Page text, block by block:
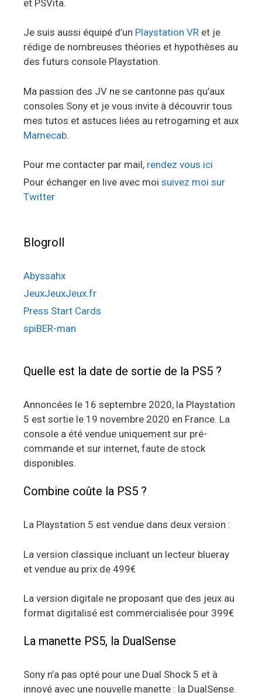
et PSVita.
Je suis aussi équipé d’un Playstation VR et je
rédige de nombreuses théories et hypothèses au
des futurs console Playstation.
Ma passion des JV ne se cantonne pas qu’aux
consoles Sony et je vous invite à découvrir tous
mes tutos et astuces liées au retrogaming et aux
Mamecab.
Pour me contacter par mail, rendez vous ici
Pour échanger en live avec moi suivez moi sur
Twitter
Blogroll
Abyssahx
JeuxJeuxJeux.fr
Press Start Cards
spiBER-man
Quelle est la date de sortie de la PS5 ?
Annoncées le 16 septembre 2020, la Playstation
5 est sortie le 19 novembre 2020 en France. La
console a été vendue uniquement sur pré-
commande et sur internet, faute de stock
disponibles.
Combine coûte la PS5 ?
La Playstation 5 est vendue dans deux version :
La version classique incluant un lecteur blueray
et vendue au prix de 499€
La version digitale ne proposant que des jeux au
format digitalisé est commercialisée pour 399€
La manette PS5, la DualSense
Sony n’a pas opté pour une Dual Shock 5 et à
innové avec une nouvelle manette : la DualSense.